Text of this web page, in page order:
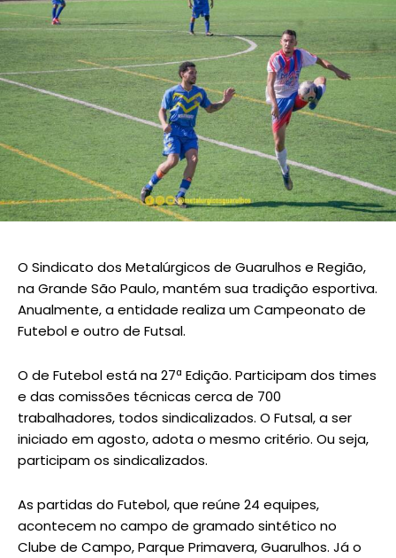
O Sindicato dos Metalúrgicos de Guarulhos e Região,
na Grande São Paulo, mantém sua tradição esportiva.
Anualmente, a entidade realiza um Campeonato de
Futebol e outro de Futsal.
O de Futebol está na 27ª Edição. Participam dos times
e das comissões técnicas cerca de 700
trabalhadores, todos sindicalizados. O Futsal, a ser
iniciado em agosto, adota o mesmo critério. Ou seja,
participam os sindicalizados.
As partidas do Futebol, que reúne 24 equipes,
acontecem no campo de gramado sintético no
Clube de Campo, Parque Primavera, Guarulhos. Já o